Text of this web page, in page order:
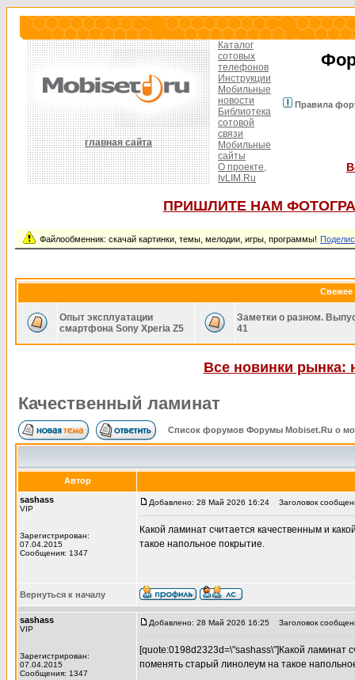
главная сайта
Каталог
сотовых
телефонов
Инструкции
Мобильные
новости
Библиотека
сотовой
связи
Мобильные
сайты
О проекте,
IvLIM.Ru
Правила
ПРИШЛИТЕ НАМ
Файлообменник: скачай картинки, темы, мелодии, игры, программы!
Свежее
Опыт эксплуатации
смартфона Sony Xperia Z5
Заметки о разном.
41
Все новинки рынка:
Качественный ламинат
Список форумов Форумы Mobiset.Ru о
Автор
sashass
VIP
Зарегистрирован:
07.04.2015
Сообщения: 1347
Добавлено: 28 Май 2026 16:24 Заголовок
Какой ламинат считается качественным и
такое напольное покрытие.
Вернуться к началу
sashass
VIP
Зарегистрирован:
07.04.2015
Сообщения: 1347
Добавлено: 28 Май 2026 16:25 Заголовок
[quote:0198d2323d=\"sashass\"]Какой ламинат
поменять старый линолеум на такое